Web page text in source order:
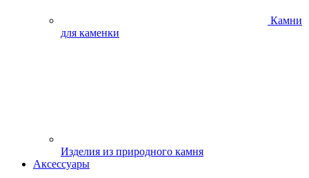
Камни
для каменки
Изделия из природного камня
Аксессуары